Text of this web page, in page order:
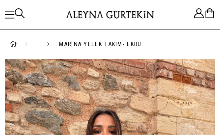
MARINA YELEK TAKIM- EKRU